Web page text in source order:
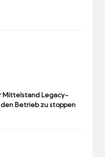
Mittelstand Legacy-
Betrieb zu stoppen